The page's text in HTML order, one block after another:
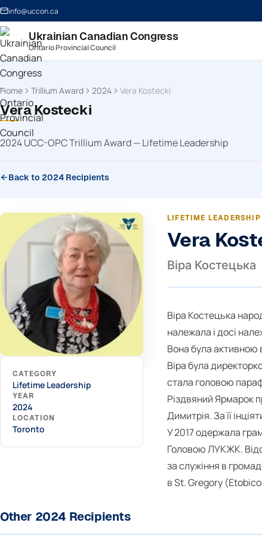
info@uccon.ca
Ukrainian Canadian Congress
Ontario Provincial Council
Home Trillium Award 2024 Vera Kostecki
Vera Kostecki
2024 UCC-OPC Trillium Award — Lifetime Leadership
Back to 2024 Recipients
CATEGORY
Lifetime Leadership
YEAR
2024
LOCATION
Toronto
LIFETIME LEADERSHIP
Vera
Віра Костецька
Віра Костецька
належала і досі
Вона була активною
Віра була
стала головою
Різдвяний Ярмарок
Димитрія. За її
У 2017 одержала
Головою ЛУКЖК.
за служіння в
в St. Gregory
Other 2024 Recipients